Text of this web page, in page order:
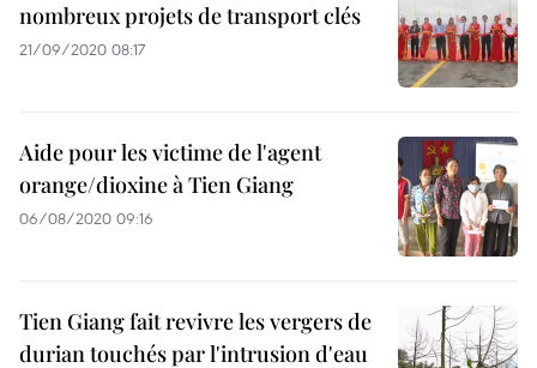
nombreux projets de transport clés
21/09/2020 08:17
Aide pour les victime de l'agent
orange/dioxine à Tien Giang
06/08/2020 09:16
Tien Giang fait revivre les vergers de
durian touchés par l'intrusion d'eau